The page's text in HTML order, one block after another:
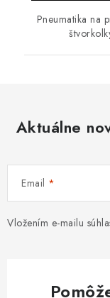
Pneumatika na
Aktuálne
Email
Vložením e-mailu